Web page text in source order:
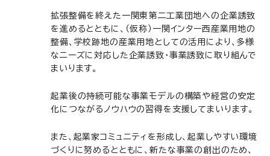
拡張整備を終えた一関東第二工業団地への企業誘致
を進めるとともに、（仮称）一関インター西産業用地の
整備、学校跡地の産業用地としての活用により、多様
なニーズに対応した企業誘致・事業誘致に取り組んで
まいります。
起業後の持続可能な事業モデルの構築や経営の安定
化につながるノウハウの習得を支援してまいります。
また、起業家コミュニティを形成し、起業しやすい環境
づくりに努めるとともに、新たな事業の創出のため、